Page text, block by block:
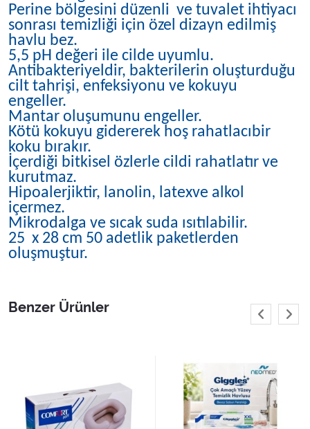
Perine bölgesini düzenli ve tuvalet ihtiyacı
sonrası temizliği için özel dizayn edilmiş
havlu bez.
5,5 pH değeri ile cilde uyumlu.
Antibakteriyeldir, bakterilerin oluşturduğu
cilt tahrişi, enfeksiyonu ve kokuyu
engeller.
Mantar oluşumunu engeller.
Kötü kokuyu gidererek hoş rahatlacıbir
koku bırakır.
İçerdiği bitkisel özlerle cildi rahatlatır ve
kurutmaz.
Hipoalerjiktir, lanolin, latexve alkol
içermez.
Mikrodalga ve sıcak suda ısıtılabilir.
25 x 28 cm 50 adetlik paketlerden
oluşmuştur.
Benzer Ürünler